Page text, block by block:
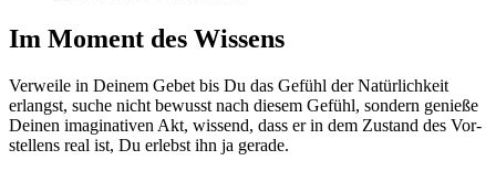
Im Moment des Wissens
Ver­wei­le in Dei­nem Gebet bis Du das Gefühl der Natür­lich­keit
erlangst, suche nicht bewusst nach die­sem Gefühl, son­dern genie­ße
Dei­nen ima­gi­na­ti­ven Akt, wis­send, dass er in dem Zustand des Vor­
stel­lens real ist, Du erlebst ihn ja gera­de.